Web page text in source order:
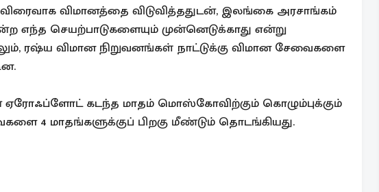
விமானத்தை விடுவித்ததுடன், இலங்கை அரசாங்கம்
எந்த செயற்பாடுகளையும் முன்னெடுக்காது என்று
ரஷ்ய விமான நிறுவனங்கள் நாட்டுக்கு விமான சேவைகளை
ஏரோஃப்ளோட் கடந்த மாதம் மொஸ்கோவிற்கும் கொழும்புக்கும்
4 மாதங்களுக்குப் பிறகு மீண்டும் தொடங்கியது.